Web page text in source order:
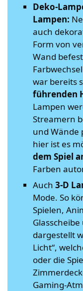
Deko-
Lampen:
auch
Form von
Wand
war bereits
führenden
Lampen
Streamern
und Wände
hier ist es
dem Spiel
Farben
Auch 3-D
Mode. So
Spielen,
dargestellt
Licht“,
oder die
Gaming-